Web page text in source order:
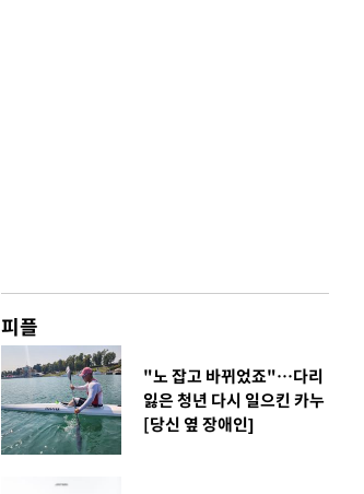
피플
"노 잡고 바뀌었죠"…다리
잃은 청년 다시 일으킨 카누
[당신 옆 장애인]